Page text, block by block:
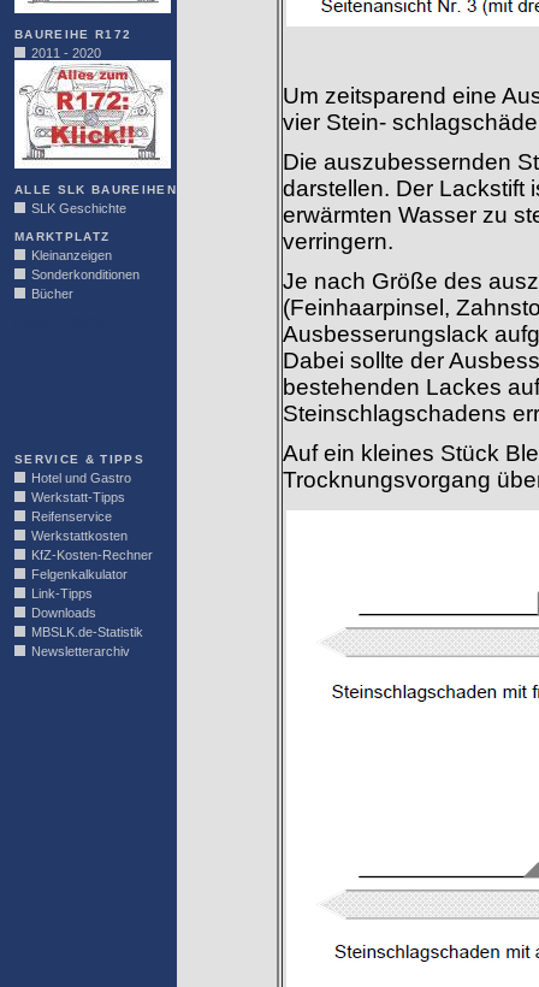
BAUREIHE R172
2011 - 2020
ALLE SLK BAUREIHEN
SLK Geschichte
MARKTPLATZ
Kleinanzeigen
Sonderkonditionen
Bücher
SERVICE & TIPPS
Hotel und Gastro
Werkstatt-Tipps
Reifenservice
Werkstattkosten
KfZ-Kosten-Rechner
Felgenkalkulator
Link-Tipps
Downloads
MBSLK.de-Statistik
Newsletterarchiv
Um zeitsparend eine
vier Stein-
Die auszubessernden
darstellen. Der Lackstift
erwärmten Wasser zu
verringern.
Je nach Größe des
(Feinhaarpinsel,
Ausbesserungslack
Dabei sollte der
bestehenden Lackes
Steinschlagschadens
Auf ein kleines Stück
Trocknungsvorgang